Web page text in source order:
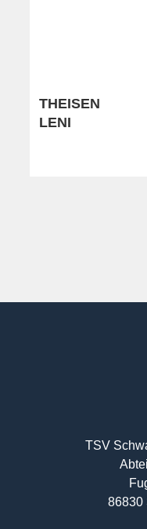
THEISEN
LENI
TSV
86830